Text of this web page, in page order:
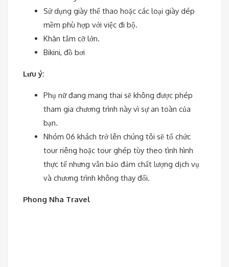
Sử dụng giày thể thao hoặc các loại giày dép
mềm phù hợp với việc đi bộ.
Khăn tắm cỡ lớn.
Bikini, đồ bơi
Lưu ý:
Phụ nữ đang mang thai sẽ không được phép
tham gia chương trình này vì sự an toàn của
bạn.
Nhóm 06 khách trở lên chúng tôi sẽ tổ chức
tour riêng hoặc tour ghép tùy theo tình hình
thực tế nhưng vẫn bảo đảm chất lượng dịch vụ
và chương trình không thay đổi.
Phong Nha Travel